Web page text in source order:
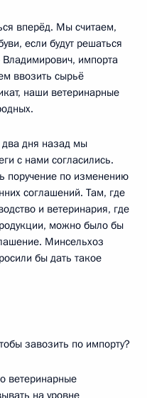
вперёд. Мы считаем,
если будут решаться
импорта
ввозить сырьё
наши ветеринарные
два дня назад мы
с нами согласились.
поручение по изменению
соглашений. Там, где
и ветеринария, где
можно было бы
Минсельхоз
бы дать такое
завозить по импорту?
ветеринарные
на уровне